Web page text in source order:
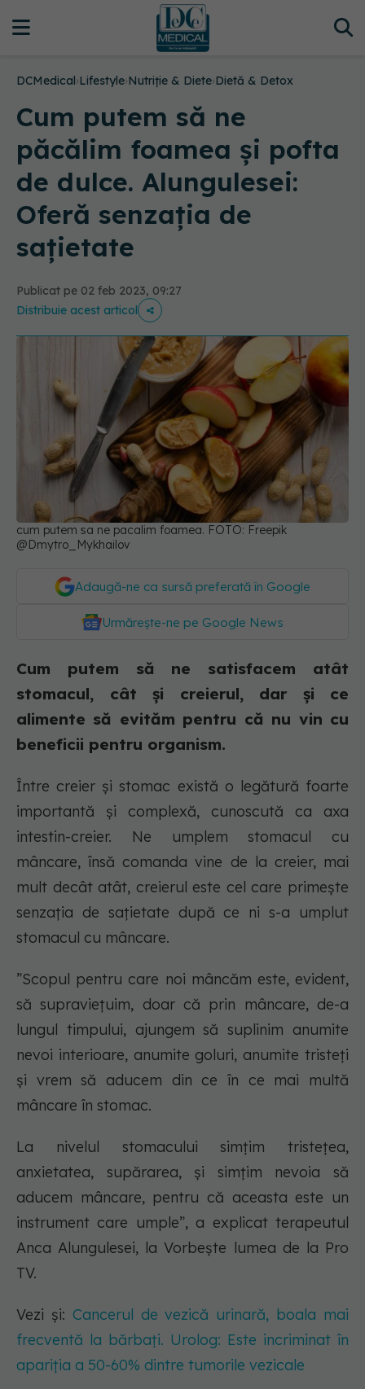
DCMedical›Lifestyle›Nutriție & Diete›Dietă & Detox
Cum putem să ne
păcălim foamea și pofta
de dulce. Alungulesei:
Oferă senzația de
sațietate
Publicat pe 02 feb 2023, 09:27
Distribuie acest articol
cum putem sa ne pacalim foamea. FOTO: Freepik
@Dmytro_Mykhailov
Adaugă-ne ca sursă preferată în Google
Urmărește-ne pe Google News
Cum putem să ne satisfacem atât
stomacul, cât și creierul, dar și ce
alimente să evităm pentru că nu vin cu
beneficii pentru organism.
Între creier și stomac există o legătură foarte
importantă și complexă, cunoscută ca axa
intestin-creier. Ne umplem stomacul cu
mâncare, însă comanda vine de la creier, mai
mult decât atât, creierul este cel care primește
senzația de sațietate după ce ni s-a umplut
stomacul cu mâncare.
”Scopul pentru care noi mâncăm este, evident,
să supraviețuim, doar că prin mâncare, de-a
lungul timpului, ajungem să suplinim anumite
nevoi interioare, anumite goluri, anumite tristeți
și vrem să aducem din ce în ce mai multă
mâncare în stomac.
La nivelul stomacului simțim tristețea,
anxietatea, supărarea, și simțim nevoia să
aducem mâncare, pentru că aceasta este un
instrument care umple”, a explicat terapeutul
Anca Alungulesei, la Vorbește lumea de la Pro
TV.
Vezi și: Cancerul de vezică urinară, boala mai
frecventă la bărbați. Urolog: Este incriminat în
apariția a 50-60% dintre tumorile vezicale